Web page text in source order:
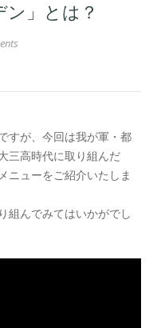
」とは？
すが、今回は我が軍・都
三高時代に取り組んだ
ニューをご紹介いたしま
組んでみてはいかがでし